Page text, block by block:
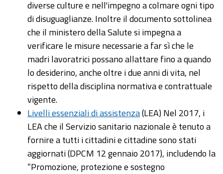
diverse culture e nell'impegno a colmare ogni tipo
di disuguaglianze. Inoltre il documento sottolinea
che il ministero della Salute si impegna a
verificare le misure necessarie a far sì che le
madri lavoratrici possano allattare fino a quando
lo desiderino, anche oltre i due anni di vita, nel
rispetto della disciplina normativa e contrattuale
vigente.
Livelli essenziali di assistenza(LEA) Nel 2017, i
LEA che il Servizio sanitario nazionale è tenuto a
fornire a tutti i cittadini e cittadine sono stati
aggiornati (DPCM 12 gennaio 2017), includendo la
“Promozione, protezione e sostegno